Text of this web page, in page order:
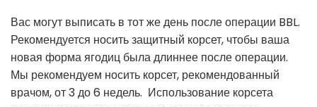
Вас могут выписать в тот же день после операции BBL.
Рекомендуется носить защитный корсет, чтобы ваша
новая форма ягодиц была длиннее после операции.
Мы рекомендуем носить корсет, рекомендованный
врачом, от 3 до 6 недель. Использование корсета